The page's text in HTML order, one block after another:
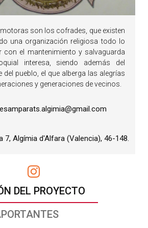
DEL PROYECTO
son los cofrades, que existen
una organización religiosa todo lo
con el mantenimiento y salvaguarda
interesa, siendo además del
del pueblo, el que alberga las alegrías
y generaciones de vecinos.
7, Algímia d'Alfara (Valencia), 46-148.